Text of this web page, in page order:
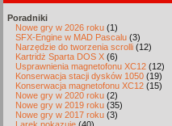
Poradniki
Nowe gry w 2026 roku (1)
SFX-Engine w MAD Pascalu (3)
Narzędzie do tworzenia scrolli (12)
Kartridż Sparta DOS X (6)
Usprawnienia magnetofonu XC12 (12)
Konserwacja stacji dysków 1050 (19)
Konserwacja magnetofonu XC12 (15)
Nowe gry w 2020 roku (2)
Nowe gry w 2019 roku (35)
Nowe gry w 2017 roku (3)